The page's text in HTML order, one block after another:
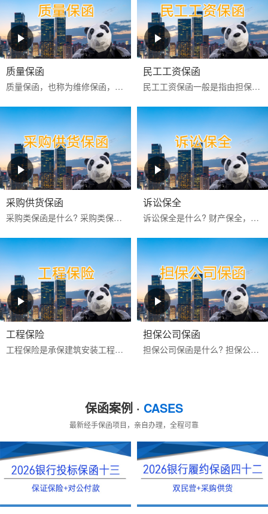
质量保函
‌质量保函‌，也称为维修保函，是指应供货方或承建人申请，向买方或业主保证，如货物或工程的质量不符合合同约定而卖方或承建人又不能依约更换或修理时，按买方或业主的索...
民工工资保函
民工工资保函一般是指由担保公司或银行为业主或承包商向民工工资监管方提供的，保证业主或承包商按合同约定按时支付农民工工资的担保。如果该项目发生民工工资拖欠行为，则...
采购供货保函
采购类保函是什么? 采购类保函一般在采购供货项目中出现得比较多，通常有投标保函、履约保函、预付款保函、质量保修保函等。 采购类保函的做用 采购类保函主要保证业主方的...
诉讼保全
诉讼保全是什么? 财产保全，是指人民法院在利害关系人起诉前或者当事人起诉后，为保障将来的生效判决能够得到执行或者避免财产遭受损失，对当事人的财产或者争议的标的物，...
工程保险
工程保险是承保建筑安装工程期间一切意外物质损失和对第三人经济赔偿责任的保险。包括建筑工程一切险与安装工程一切险,属综合性保险。保险标的为工程项目主体、工程用的机械...
担保公司保函
担保公司保函是什么? 担保公司保函是指担保公司应客户的申请而开立的有担保性质的书面承诺文件，一旦申请人未按其与受益人签订的合同的约定偿还债务或履行约定义务时，由担...
保函案例 · CASES
最新经手保函项目，亲自办理，全程可靠